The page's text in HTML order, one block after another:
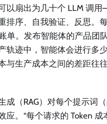
以扇出为几十个 LLM 调用
排序、自我验证、反思。
单。发布智能体的产品团
轨迹中，智能体会进行多
与生产成本之间的差距往
成（RAG）对每个提示词（
应。“每个请求的 Token 成